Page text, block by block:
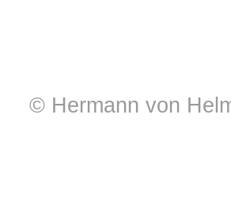
© Hermann von